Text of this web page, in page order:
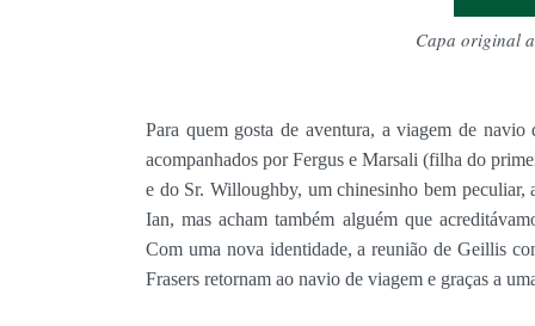
Capa original
Para quem gosta de aventura, a viagem de
acompanhados por Fergus e Marsali (filha do
e do Sr. Willoughby, um chinesinho bem
Ian, mas acham também alguém que
Com uma nova identidade, a reunião de Geillis
Frasers retornam ao navio de viagem e graças a